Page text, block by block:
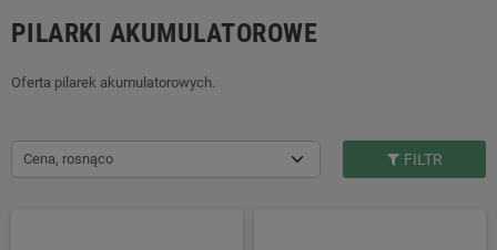
PILARKI AKUMULATOROWE
Oferta pilarek akumulatorowych.
Cena, rosnąco FILTR